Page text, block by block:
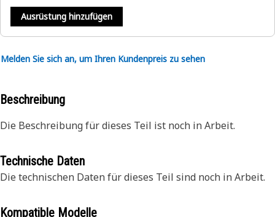
Ausrüstung hinzufügen
Melden Sie sich an, um Ihren Kundenpreis zu sehen
Beschreibung
Die Beschreibung für dieses Teil ist noch in Arbeit.
Technische Daten
Die technischen Daten für dieses Teil sind noch in Arbeit.
Kompatible Modelle